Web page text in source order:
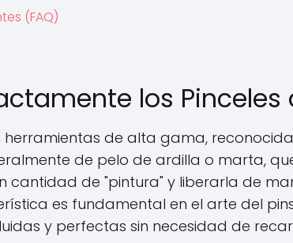
(FAQ)
los
herramientas de alta gama,
de pelo de ardilla o marta,
cantidad de "pintura" y liberarla de
es fundamental en el arte del
y perfectas sin necesidad de